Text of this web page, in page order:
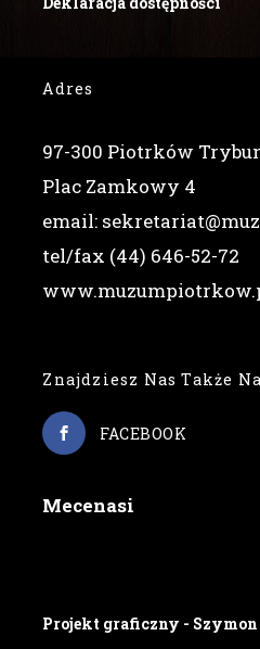
Adres
97-300 Piotrków
Plac Zamkowy 4
email:
tel/fax (44) 646-52-72
Znajdziesz Nas Także
FACEBOOK
Mecenasi
Projekt graficzny -